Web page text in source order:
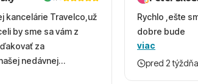
kancelárie Travelco,už
by sme sa vám z
za
nedávnej
Vďaka vám sme
Rychlo ,ešte
dobre bude
viac
pred 2